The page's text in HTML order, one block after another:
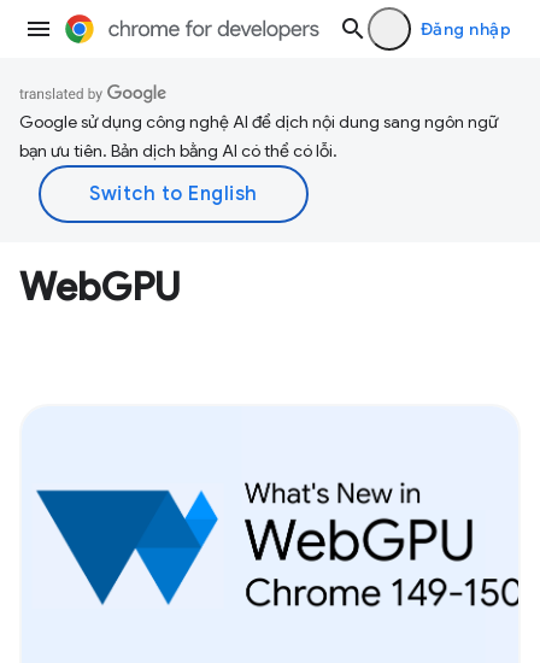
Đăng nhập
Google sử dụng công nghệ AI để dịch nội dung sang ngôn ngữ
bạn ưu tiên. Bản dịch bằng AI có thể có lỗi.
WebGPU